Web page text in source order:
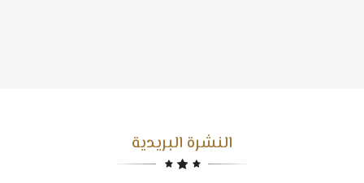
النشرة البريدية